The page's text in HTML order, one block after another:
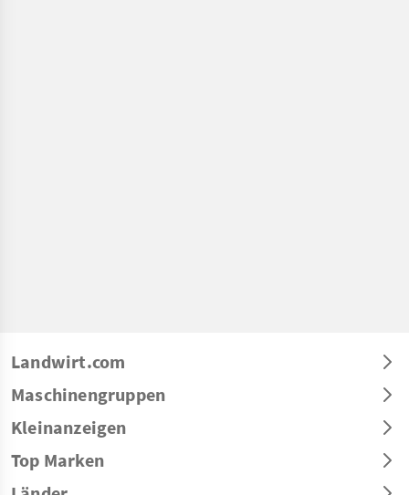
Landwirt.com
Maschinengruppen
Kleinanzeigen
Top Marken